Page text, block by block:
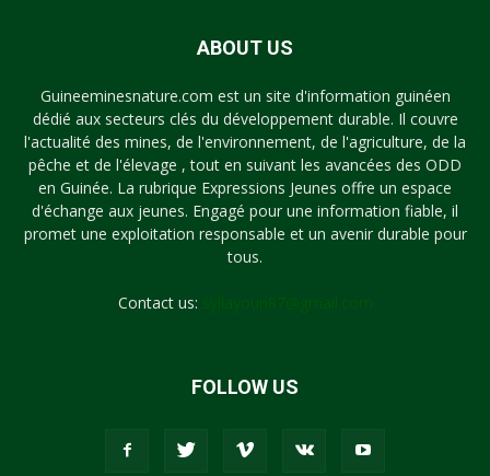
ABOUT US
Guineeminesnature.com est un site d'information guinéen
dédié aux secteurs clés du développement durable. Il couvre
l'actualité des mines, de l'environnement, de l'agriculture, de la
pêche et de l'élevage , tout en suivant les avancées des ODD
en Guinée. La rubrique Expressions Jeunes offre un espace
d'échange aux jeunes. Engagé pour une information fiable, il
promet une exploitation responsable et un avenir durable pour
tous.
Contact us:
FOLLOW US